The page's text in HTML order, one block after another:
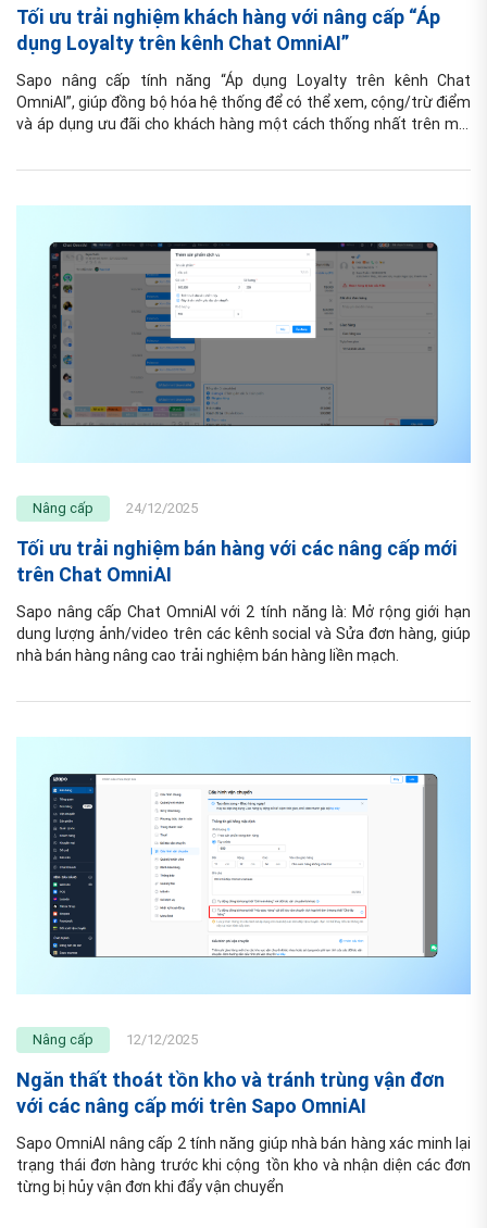
Tối ưu trải nghiệm khách hàng với nâng cấp “Áp
dụng Loyalty trên kênh Chat OmniAI”
Sapo nâng cấp tính năng “Áp dụng Loyalty trên kênh Chat
OmniAI”, giúp đồng bộ hóa hệ thống để có thể xem, cộng/trừ điểm
và áp dụng ưu đãi cho khách hàng một cách thống nhất trên mọi
Nâng cấp 24/12/2025
Tối ưu trải nghiệm bán hàng với các nâng cấp mới
trên Chat OmniAI
Sapo nâng cấp Chat OmniAI với 2 tính năng là: Mở rộng giới hạn
dung lượng ảnh/video trên các kênh social và Sửa đơn hàng, giúp
nhà bán hàng nâng cao trải nghiệm bán hàng liền mạch.
Nâng cấp 12/12/2025
Ngăn thất thoát tồn kho và tránh trùng vận đơn
với các nâng cấp mới trên Sapo OmniAI
Sapo OmniAI nâng cấp 2 tính năng giúp nhà bán hàng xác minh lại
trạng thái đơn hàng trước khi cộng tồn kho và nhận diện các đơn
từng bị hủy vận đơn khi đẩy vận chuyển